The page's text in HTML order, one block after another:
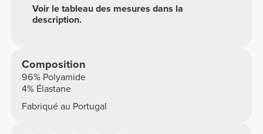
Voir le tableau des mesures dans la
description.
Composition
96% Polyamide
4% Élastane
Fabriqué au Portugal